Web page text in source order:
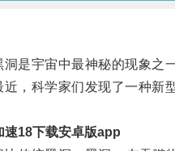
宇宙中最神秘的现象之一
科学家们发现了一种新
速18下载安卓版app